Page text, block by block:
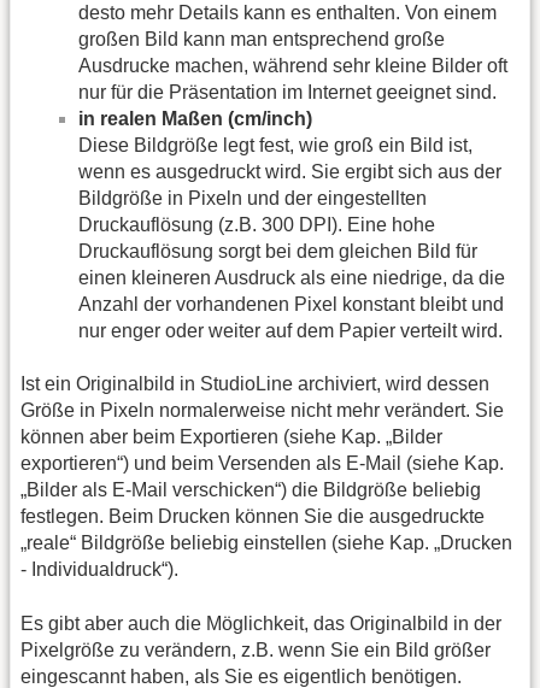
desto mehr Details kann es enthalten. Von einem
großen Bild kann man entsprechend große
Ausdrucke machen, während sehr kleine Bilder oft
nur für die Präsentation im Internet geeignet sind.
in realen Maßen (cm/inch)
Diese Bildgröße legt fest, wie groß ein Bild ist,
wenn es ausgedruckt wird. Sie ergibt sich aus der
Bildgröße in Pixeln und der eingestellten
Druckauflösung (z.B. 300 DPI). Eine hohe
Druckauflösung sorgt bei dem gleichen Bild für
einen kleineren Ausdruck als eine niedrige, da die
Anzahl der vorhandenen Pixel konstant bleibt und
nur enger oder weiter auf dem Papier verteilt wird.
Ist ein Originalbild in StudioLine archiviert, wird dessen
Größe in Pixeln normalerweise nicht mehr verändert. Sie
können aber beim Exportieren (siehe Kap. „Bilder
exportieren“) und beim Versenden als E-Mail (siehe Kap.
„Bilder als E-Mail verschicken“) die Bildgröße beliebig
festlegen. Beim Drucken können Sie die ausgedruckte
„reale“ Bildgröße beliebig einstellen (siehe Kap. „Drucken
- Individualdruck“).
Es gibt aber auch die Möglichkeit, das Originalbild in der
Pixelgröße zu verändern, z.B. wenn Sie ein Bild größer
eingescannt haben, als Sie es eigentlich benötigen.